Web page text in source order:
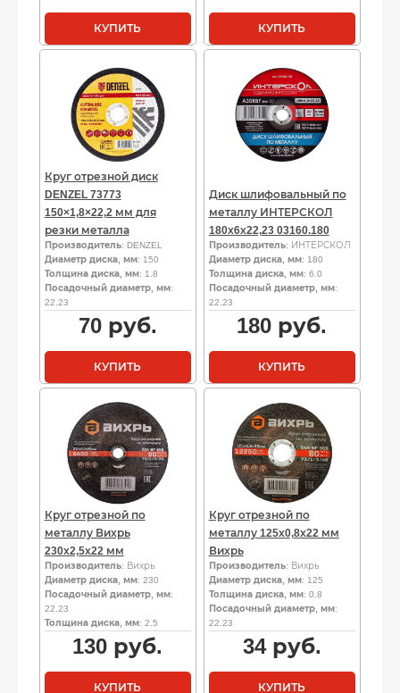
КУПИТЬ КУПИТЬ
Круг отрезной диск
DENZEL 73773
150×1,8×22,2 мм для
резки металла
Производитель: DENZEL
Диаметр диска, мм: 150
Толщина диска, мм: 1.8
Посадочный диаметр, мм:
22.23
70руб.
КУПИТЬ
Диск шлифовальный по
металлу ИНТЕРСКОЛ
180х6х22,23 03160.180
Производитель: ИНТЕРСКОЛ
Диаметр диска, мм: 180
Толщина диска, мм: 6.0
Посадочный диаметр, мм:
22.23
180 руб.
КУПИТЬ
Круг отрезной по
металлу Вихрь
230х2,5х22 мм
Производитель: Вихрь
Диаметр диска, мм: 230
Посадочный диаметр, мм:
22.23
Толщина диска, мм: 2.5
130 руб.
КУПИТЬ
Круг отрезной по
металлу 125х0,8х22 мм
Вихрь
Производитель: Вихрь
Диаметр диска, мм: 125
Толщина диска, мм: 0.8
Посадочный диаметр, мм:
22.23
34руб.
КУПИТЬ